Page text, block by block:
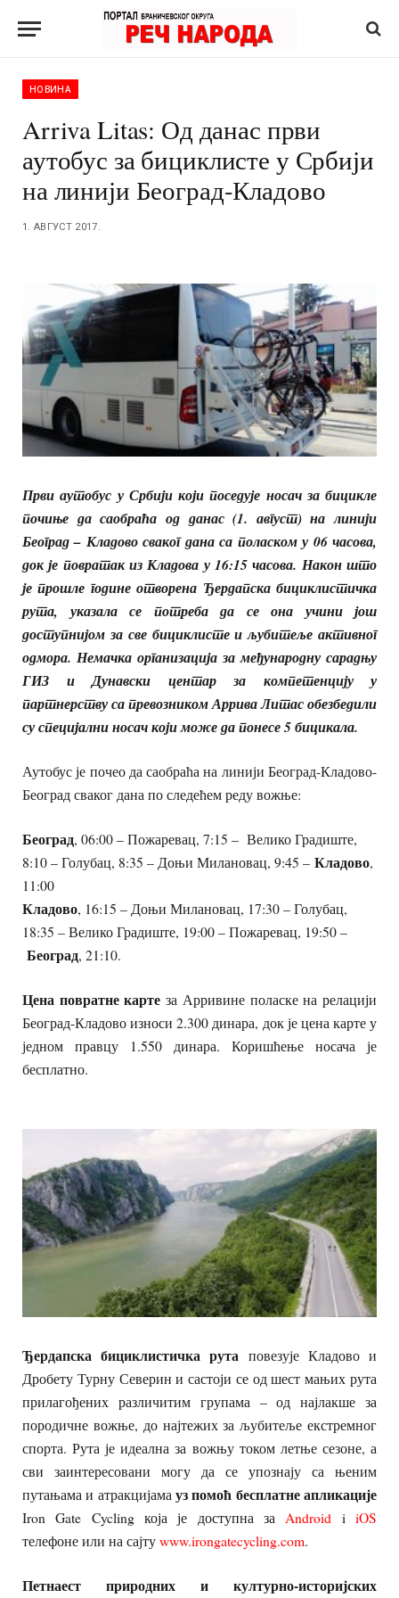
НОВИНА
Arriva Litas: Од данас први
аутобус за бициклисте у Србији
на линији Београд-Кладово
1. АВГУСТ 2017.
Први аутобус у Србији који поседује носач за бицикле
почиње да саобраћа од данас (1. август) на линији
Београд – Кладово сваког дана са поласком у 06 часова,
док је повратак из Кладова у 16:15 часова. Након што
је прошле године отворена Ђердапска бициклистичка
рута, указала се потреба да се она учини још
доступнијом за све бициклисте и љубитеље активног
одмора. Немачка организација за међународну сарадњу
ГИЗ и Дунавски центар за компетенцију у
партнерству са превозником Аррива Литас обезбедили
су специјални носач који може да понесе 5 бицикала.
Аутобус је почео да саобраћа на линији Београд-Кладово-
Београд сваког дана по следећем реду вожње:
Београд, 06:00 – Пожаревац, 7:15 – Велико Градиште,
8:10 – Голубац, 8:35 – Доњи Милановац, 9:45 – Кладово,
11:00
Кладово, 16:15 – Доњи Милановац, 17:30 – Голубац,
18:35 – Велико Градиште, 19:00 – Пожаревац, 19:50 –
Београд, 21:10.
Цена повратне карте за Арривине поласке на релацији
Београд-Кладово износи 2.300 динара, док је цена карте у
једном правцу 1.550 динара. Коришћење носача је
бесплатно.
Ђердапска бициклистичка рута повезује Кладово и
Дробету Турну Северин и састоји се од шест мањих рута
прилагођених различитим групама – од најлакше за
породичне вожње, до најтежих за љубитеље екстремног
спорта. Рута је идеална за вожњу током летње сезоне, а
сви заинтересовани могу да се упознају са њеним
путањама и атракцијамауз помоћ бесплатне апликације
Iron Gate Cycling која је доступна заAndroid iiOS
телефоне или на сајтуwww.irongatecycling.com.
Петнаест природних и културно-историјских